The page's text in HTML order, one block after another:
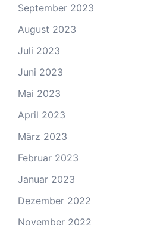
September 2023
August 2023
Juli 2023
Juni 2023
Mai 2023
April 2023
März 2023
Februar 2023
Januar 2023
Dezember 2022
November 2022